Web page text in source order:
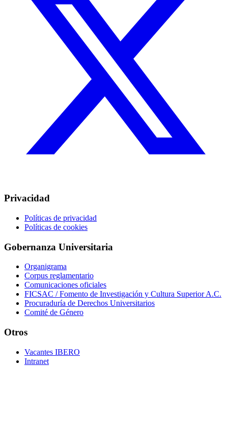
Privacidad
Políticas de privacidad
Políticas de cookies
Gobernanza Universitaria
Organigrama
Corpus reglamentario
Comunicaciones oficiales
FICSAC / Fomento de Investigación y Cultura Superior A.C.
Procuraduría de Derechos Universitarios
Comité de Género
Otros
Vacantes IBERO
Intranet